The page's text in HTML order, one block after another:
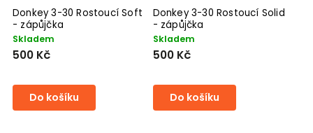
Donkey 3-30 Rostoucí Soft
- zápůjčka
Skladem
500 Kč
Do košíku
Donkey 3-30 Rostoucí Solid
- zápůjčka
Skladem
500 Kč
Do košíku